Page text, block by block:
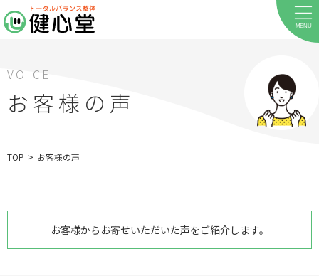
MENU
当院について
VOICE
お客様の声
TOP > お客様の声
お客様からお寄せいただいた声をご紹介します。